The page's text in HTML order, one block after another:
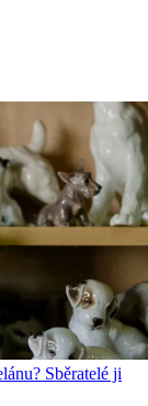
Sběratelé ji